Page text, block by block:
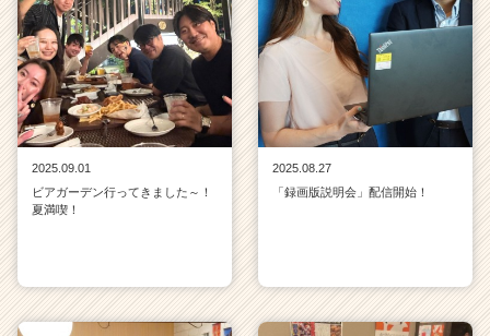
2025.09.01
ビアガーデン行ってきました～！
夏満喫！
2025.08.27
「録画版説明会」配信開始！